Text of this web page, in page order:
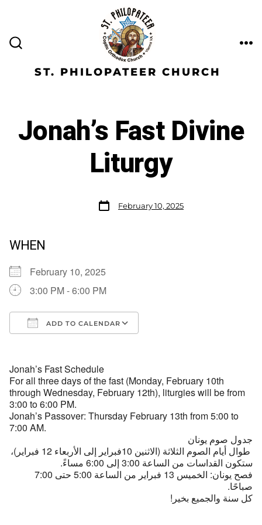
ST. PHILOPATEER CHURCH
Jonah’s Fast Divine
Liturgy
February 10, 2025
WHEN
February 10, 2025
3:00 PM - 6:00 PM
ADD TO CALENDAR
Jonah’s Fast Schedule
For all three days of the fast (Monday, February 10th
through Wednesday, February 12th), liturgies will be from
3:00 to 6:00 PM.
Jonah’s Passover: Thursday February 13th from 5:00 to
7:00 AM.
جدول صوم يونان
طوال أيام الصوم الثلاثة (الاثنين 10فبراير إلى الأربعاء 12 فبراير)،
ستكون القداسات من الساعة 3:00 إلى 6:00 مساءً.
فصح يونان: الخميس 13 فبراير من الساعة 5:00 حتى 7:00
صباحًا.
كل سنة والجميع بخير!